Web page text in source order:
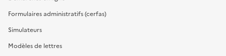
Formulaires administratifs (cerfas)
Simulateurs
Modèles de lettres